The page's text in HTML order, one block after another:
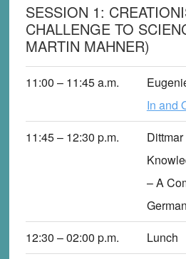
SESSION 1:
CHALLENGE TO
MARTIN MAHNER)
11:00 – 11:45a.m.
In and
11:45 – 12:30 p.m.
– A
12:30 – 02:00 p.m. Lunch